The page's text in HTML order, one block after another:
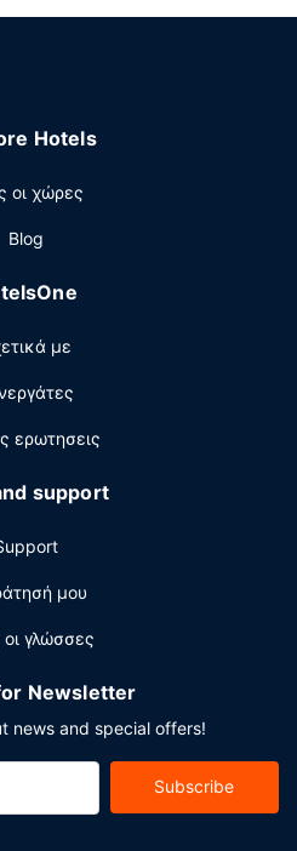
σπα, όπου
τένις. Οι επιπλέον
ίντερνετ, υπηρεσίες
σαλόνι. Οι επισκέπτες
το δωρεάν λεωφορειάκι που
στο Castaway Restaurant
στην παραλία. Εκεί μπορείτε
στο μπαρ/lounge, να
και να γευματίσετε έξω.
χρέωση είναι διαθέσιμο
προσωπικό και αποθήκευση
Hotels
οι χώρες
Blog
με
ερωτησεις
support
μου
γλώσσες
Newsletter
news and special offers!
Subscribe